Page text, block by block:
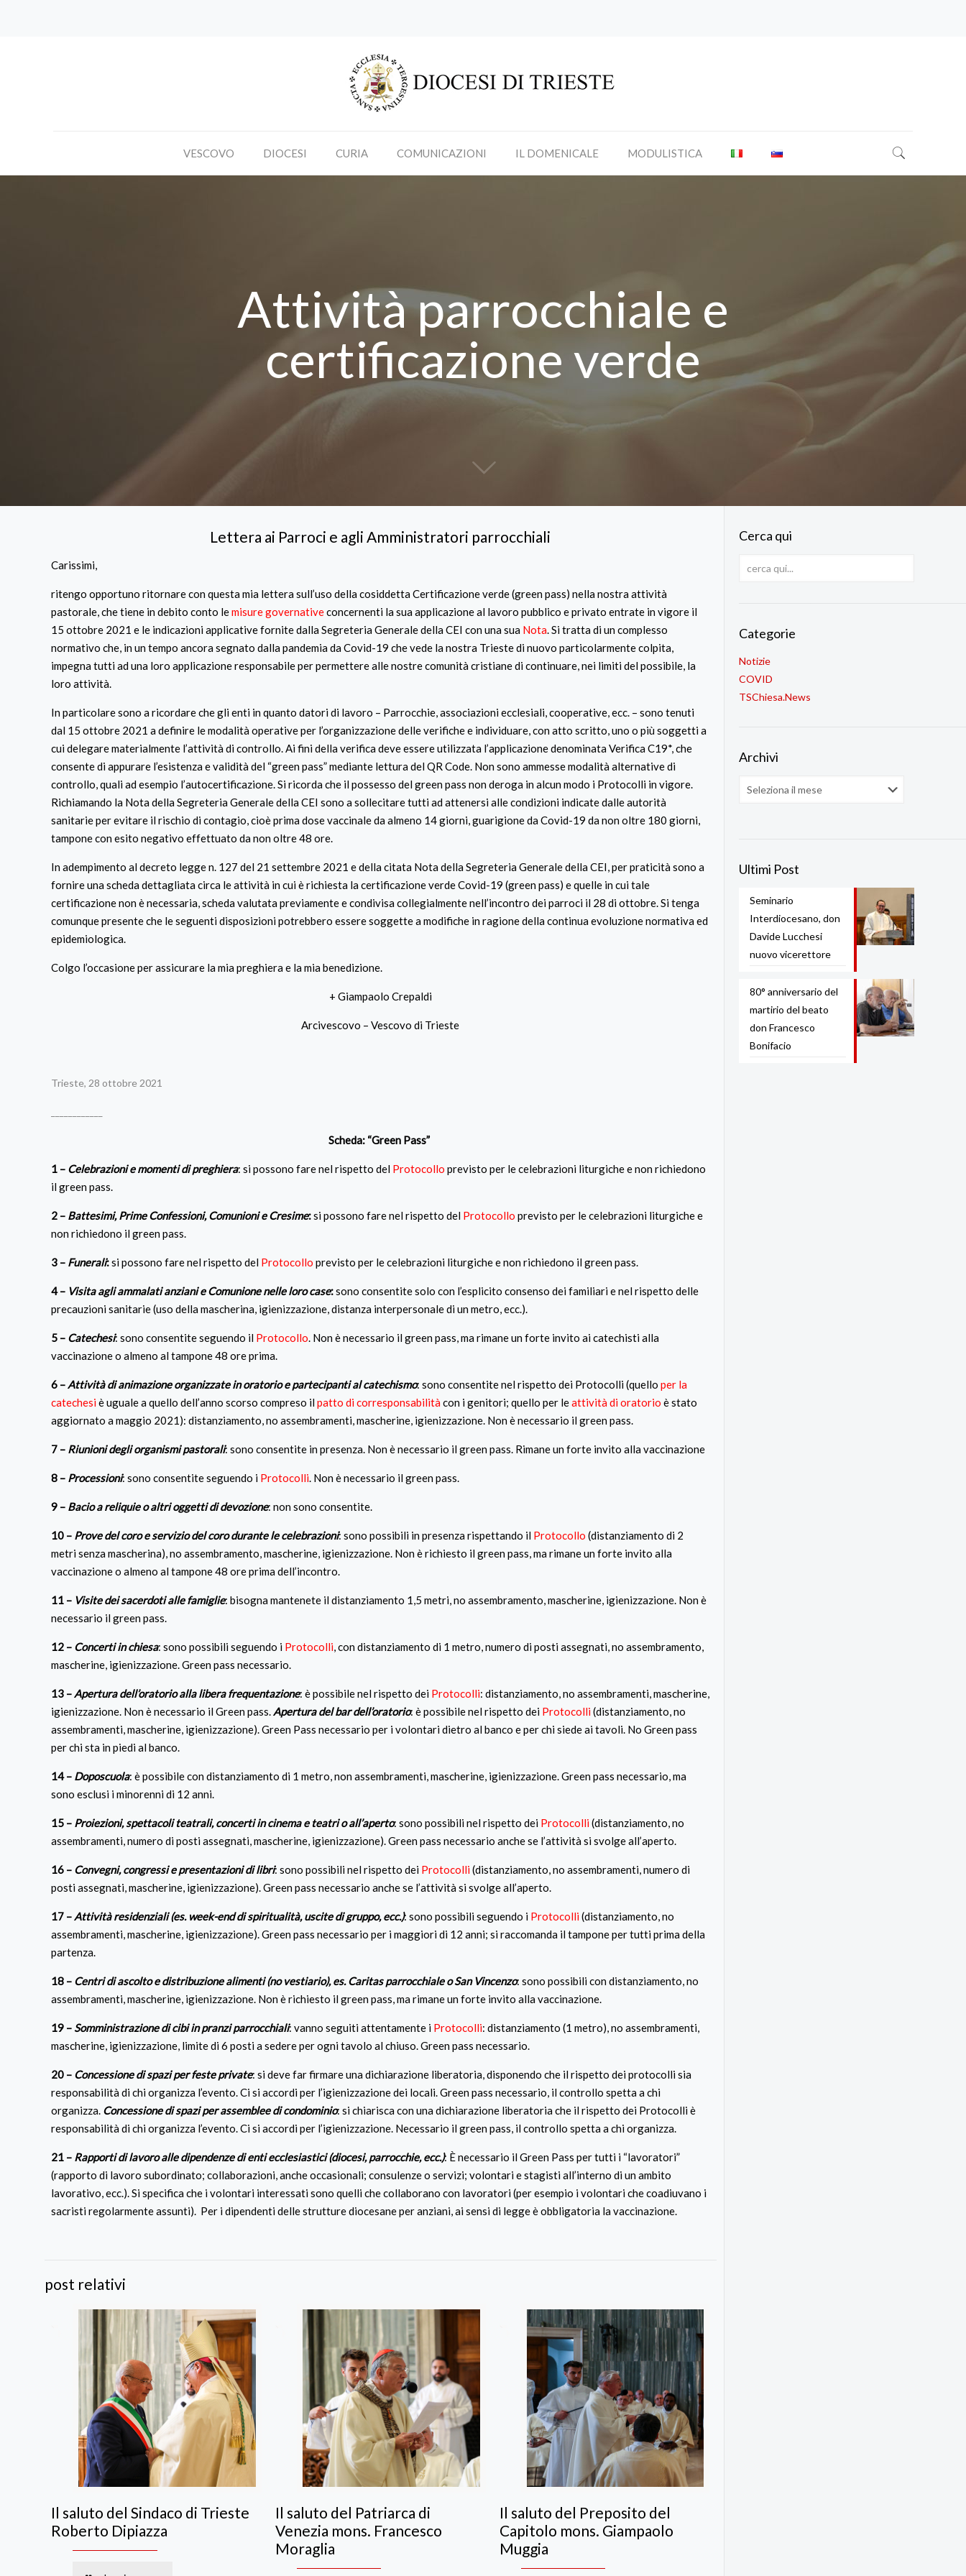
VESCOVO DIOCESI CURIA COMUNICAZIONI IL DOMENICALE MODULISTICA
Attività parrocchiale e
certificazione verde
Lettera ai Parroci e agli Amministratori parrocchiali
Carissimi,
ritengo opportuno ritornare con questa mia lettera sull’uso della cosiddetta Certificazione verde (green pass) nella nostra attività
pastorale, che tiene in debito conto lemisure governativeconcernenti la sua applicazione al lavoro pubblico e privato entrate in vigore il
15 ottobre 2021 e le indicazioni applicative fornite dalla Segreteria Generale della CEI con una sua Nota. Si tratta di un complesso
normativo che, in un tempo ancora segnato dalla pandemia da Covid-19 che vede la nostra Trieste di nuovo particolarmente colpita,
impegna tutti ad una loro applicazione responsabile per permettere alle nostre comunità cristiane di continuare, nei limiti del possibile, la
loro attività.
In particolare sono a ricordare che gli enti in quanto datori di lavoro – Parrocchie, associazioni ecclesiali, cooperative, ecc. – sono tenuti
dal 15 ottobre 2021 a definire le modalità operative per l’organizzazione delle verifiche e individuare, con atto scritto, uno o più soggetti a
cui delegare materialmente l’attività di controllo. Ai fini della verifica deve essere utilizzata l’applicazione denominata Verifica C19*, che
consente di appurare l’esistenza e validità del “green pass” mediante lettura del QR Code. Non sono ammesse modalità alternative di
controllo, quali ad esempio l’autocertificazione. Si ricorda che il possesso del green pass non deroga in alcun modo i Protocolli in vigore.
Richiamando la Nota della Segreteria Generale della CEI sono a sollecitare tutti ad attenersi alle condizioni indicate dalle autorità
sanitarie per evitare il rischio di contagio, cioè prima dose vaccinale da almeno 14 giorni, guarigione da Covid-19 da non oltre 180 giorni,
tampone con esito negativo effettuato da non oltre 48 ore.
In adempimento al decreto legge n. 127 del 21 settembre 2021 e della citata Nota della Segreteria Generale della CEI, per praticità sono a
fornire una scheda dettagliata circa le attività in cui è richiesta la certificazione verde Covid-19 (green pass) e quelle in cui tale
certificazione non è necessaria, scheda valutata previamente e condivisa collegialmente nell’incontro dei parroci il 28 di ottobre. Si tenga
comunque presente che le seguenti disposizioni potrebbero essere soggette a modifiche in ragione della continua evoluzione normativa ed
epidemiologica.
Colgo l’occasione per assicurare la mia preghiera e la mia benedizione.
+ Giampaolo Crepaldi
Arcivescovo – Vescovo di Trieste
Trieste, 28 ottobre 2021
Scheda: “Green Pass”
1 – Celebrazioni e momenti di preghiera: si possono fare nel rispetto del Protocollo previsto per le celebrazioni liturgiche e non richiedono
il green pass.
2 – Battesimi, Prime Confessioni, Comunioni e Cresime:si possono fare nel rispetto del Protocollo previsto per le celebrazioni liturgiche e
non richiedono il green pass.
3 – Funerali:si possono fare nel rispetto del Protocollo previsto per le celebrazioni liturgiche e non richiedono il green pass.
4 – Visita agli ammalati anziani e Comunione nelle loro case:sono consentite solo con l’esplicito consenso dei familiari e nel rispetto delle
precauzioni sanitarie (uso della mascherina, igienizzazione, distanza interpersonale di un metro, ecc.).
5 – Catechesi: sono consentite seguendo il Protocollo. Non è necessario il green pass, ma rimane un forte invito ai catechisti alla
vaccinazione o almeno al tampone 48 ore prima.
6 –Attività di animazione organizzate in oratorio e partecipanti al catechismo: sono consentite nel rispetto dei Protocolli (quelloper la
catechesiè uguale a quello dell’anno scorso compreso ilpatto di corresponsabilitàcon i genitori; quello per leattività di oratorio è stato
aggiornato a maggio 2021): distanziamento, no assembramenti, mascherine, igienizzazione. Non è necessario il green pass.
7 – Riunioni degli organismi pastorali: sono consentite in presenza. Non è necessario il green pass. Rimane un forte invito alla vaccinazione
8 – Processioni: sono consentite seguendo i Protocolli. Non è necessario il green pass.
9 – Bacio a reliquie o altri oggetti di devozione: non sono consentite.
10 – Prove del coro e servizio del coro durante le celebrazioni: sono possibili in presenza rispettando il Protocollo (distanziamento di 2
metri senza mascherina), no assembramento, mascherine, igienizzazione. Non è richiesto il green pass, ma rimane un forte invito alla
vaccinazione o almeno al tampone 48 ore prima dell’incontro.
11 – Visite dei sacerdoti alle famiglie: bisogna mantenete il distanziamento 1,5 metri, no assembramento, mascherine, igienizzazione. Non è
necessario il green pass.
12 – Concerti in chiesa: sono possibili seguendo i Protocolli, con distanziamento di 1 metro, numero di posti assegnati, no assembramento,
mascherine, igienizzazione. Green pass necessario.
13 –Apertura dell’oratorio alla libera frequentazione: è possibile nel rispetto dei Protocolli: distanziamento, no assembramenti, mascherine,
igienizzazione. Non è necessario il Green pass.Apertura del bar dell’oratorio: è possibile nel rispetto dei Protocolli(distanziamento, no
assembramenti, mascherine, igienizzazione). Green Pass necessario per i volontari dietro al banco e per chi siede ai tavoli. No Green pass
per chi sta in piedi al banco.
14 – Doposcuola: è possibile con distanziamento di 1 metro, non assembramenti, mascherine, igienizzazione. Green pass necessario, ma
sono esclusi i minorenni di 12 anni.
15 – Proiezioni, spettacoli teatrali, concerti in cinema e teatri o all’aperto: sono possibili nel rispetto dei Protocolli(distanziamento, no
assembramenti, numero di posti assegnati, mascherine, igienizzazione). Green pass necessario anche se l’attività si svolge all’aperto.
16 – Convegni, congressi e presentazioni di libri: sono possibili nel rispetto dei Protocolli(distanziamento, no assembramenti, numero di
posti assegnati, mascherine, igienizzazione). Green pass necessario anche se l’attività si svolge all’aperto.
17 –Attività residenziali (es. week-end di spiritualità, uscite di gruppo, ecc.): sono possibili seguendo i Protocolli(distanziamento, no
assembramenti, mascherine, igienizzazione). Green pass necessario per i maggiori di 12 anni; si raccomanda il tampone per tutti prima della
partenza.
18 – Centri di ascolto e distribuzione alimenti (no vestiario), es. Caritas parrocchiale o San Vincenzo: sono possibili con distanziamento, no
assembramenti, mascherine, igienizzazione. Non è richiesto il green pass, ma rimane un forte invito alla vaccinazione.
19 –Somministrazione di cibi in pranzi parrocchiali: vanno seguiti attentamente i Protocolli: distanziamento (1 metro), no assembramenti,
mascherine, igienizzazione, limite di 6 posti a sedere per ogni tavolo al chiuso. Green pass necessario.
20 – Concessione di spazi per feste private: si deve far firmare una dichiarazione liberatoria, disponendo che il rispetto dei protocolli sia
responsabilità di chi organizza l’evento. Ci si accordi per l’igienizzazione dei locali. Green pass necessario, il controllo spetta a chi
organizza. Concessione di spazi per assemblee di condominio: si chiarisca con una dichiarazione liberatoria che il rispetto dei Protocolli è
responsabilità di chi organizza l’evento. Ci si accordi per l’igienizzazione. Necessario il green pass, il controllo spetta a chi organizza.
21 – Rapporti di lavoro alle dipendenze di enti ecclesiastici (diocesi, parrocchie, ecc.): È necessario il Green Pass per tutti i “lavoratori”
(rapporto di lavoro subordinato; collaborazioni, anche occasionali; consulenze o servizi; volontari e stagisti all’interno di un ambito
lavorativo, ecc.). Si specifica che i volontari interessati sono quelli che collaborano con lavoratori (per esempio i volontari che coadiuvano i
sacristi regolarmente assunti). Per i dipendenti delle strutture diocesane per anziani, ai sensi di legge è obbligatoria la vaccinazione.
post relativi
Il saluto del Sindaco di Trieste
Roberto Dipiazza
Il saluto del Patriarca di
Venezia mons. Francesco
Moraglia
Il saluto del Preposito del
Capitolo mons. Giampaolo
Muggia
Cerca qui
Categorie
Notizie
COVID
TSChiesa.News
Archivi
Archivi
Ultimi Post
Seminario
Interdiocesano, don
Davide Lucchesi
nuovo vicerettore
80° anniversario del
martirio del beato
don Francesco
Bonifacio